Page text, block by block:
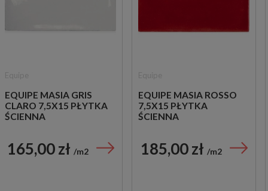
EQUIPE MASIA GRIS
CLARO 7,5X15 PŁYTKA
ŚCIENNA
165,00 zł m2
EQUIPE MASIA ROSSO
7,5X15 PŁYTKA
ŚCIENNA
185,00 zł m2